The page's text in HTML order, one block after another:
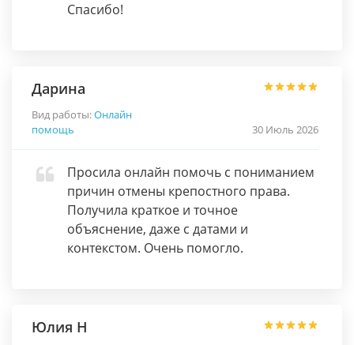
Спасибо!
Дарина
Вид работы:Онлайн
помощь
30 Июль 2026
Просила онлайн помочь с пониманием
причин отмены крепостного права.
Получила краткое и точное
объяснение, даже с датами и
контекстом. Очень помогло.
Юлия Н